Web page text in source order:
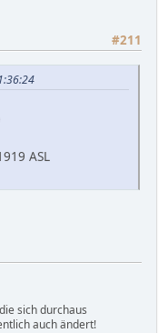
#211
ASL
sich durchaus
auch ändert!